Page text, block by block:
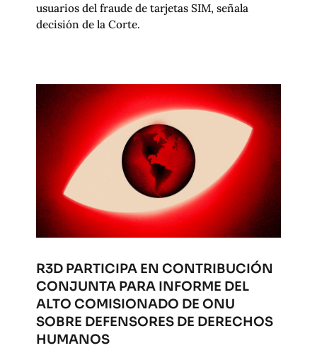
usuarios del fraude de tarjetas SIM, señala
decisión de la Corte.
R3D PARTICIPA EN CONTRIBUCIÓN
CONJUNTA PARA INFORME DEL
ALTO COMISIONADO DE ONU
SOBRE DEFENSORES DE DERECHOS
HUMANOS